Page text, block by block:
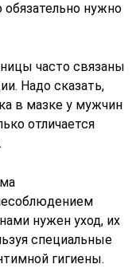
нужно
часто связаны
Надо сказать,
в мазке у мужчин
отличается
нужен уход, их
специальные
гигиены.